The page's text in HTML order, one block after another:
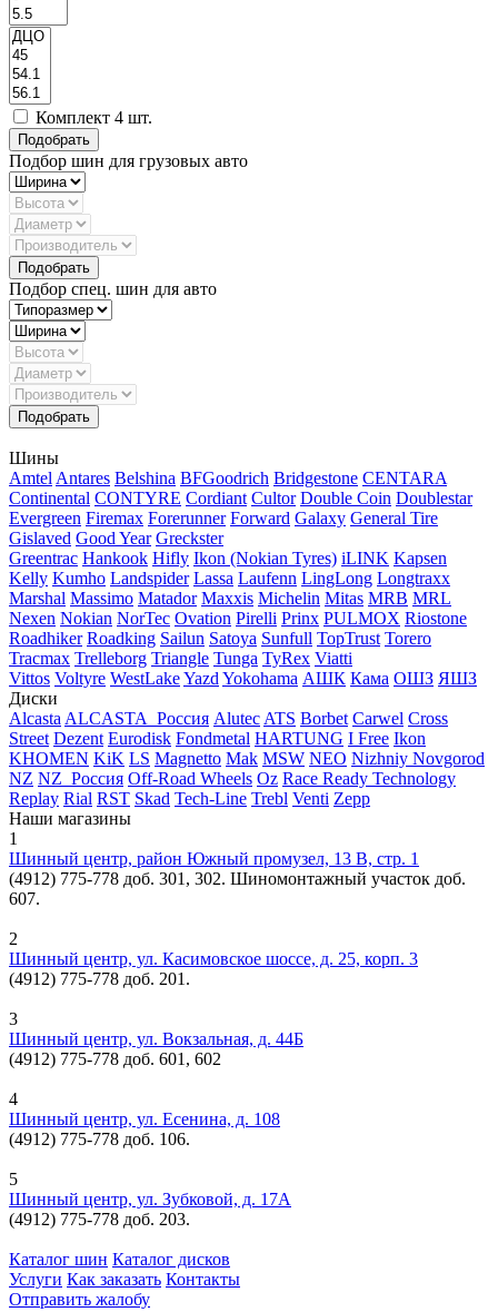
Комплект 4 шт.
Подбор шин для грузовых авто
Подбор спец. шин для авто
Шины
AmtelAntares Belshina BFGoodrich Bridgestone CENTARA
Continental CONTYRE Cordiant Cultor Double Coin Doublestar
Evergreen Firemax Forerunner Forward Galaxy General Tire
Gislaved Good Year Greckster
Greentrac Hankook Hifly Ikon (Nokian Tyres) iLINK Kapsen
Kelly Kumho Landspider Lassa Laufenn LingLong Longtraxx
Marshal Massimo Matador Maxxis Michelin Mitas MRB MRL
Nexen Nokian NorTec Ovation Pirelli Prinx PULMOX Riostone
Roadhiker Roadking Sailun Satoya Sunfull TopTrust Torero
Tracmax Trelleborg Triangle Tunga TyRex Viatti
Vittos Voltyre WestLakeYazdYokohama АШК Кама ОШЗ ЯШЗ
Диски
AlcastaALCASTA_Россия AlutecATS Borbet Carwel Cross
Street Dezent Eurodisk Fondmetal HARTUNG I Free Ikon
KHOMEN KiK LS Magnetto Mak MSW NEO Nizhniy Novgorod
NZ NZ_Россия Off-Road Wheels Oz Race Ready Technology
Replay Rial RST Skad Tech-Line Trebl Venti Zepp
Наши магазины
1
Шинный центр, район Южный промузел, 13 В, стр. 1
(4912) 775-778 доб. 301, 302. Шиномонтажный участок доб.
607.
2
Шинный центр, ул. Касимовское шоссе, д. 25, корп. 3
(4912) 775-778 доб. 201.
3
Шинный центр, ул. Вокзальная, д. 44Б
(4912) 775-778 доб. 601, 602
4
Шинный центр, ул. Есенина, д. 108
(4912) 775-778 доб. 106.
5
Шинный центр, ул. Зубковой, д. 17А
(4912) 775-778 доб. 203.
Каталог шин Каталог дисков
Услуги Как заказать Контакты
Отправить жалобу